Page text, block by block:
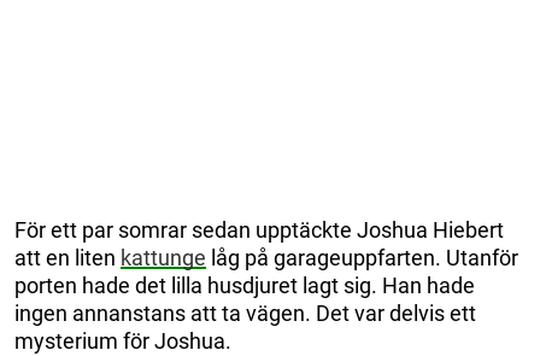
För ett par somrar sedan upptäckte Joshua Hiebert
att en liten kattunge låg på garageuppfarten. Utanför
porten hade det lilla husdjuret lagt sig. Han hade
ingen annanstans att ta vägen. Det var delvis ett
mysterium för Joshua.